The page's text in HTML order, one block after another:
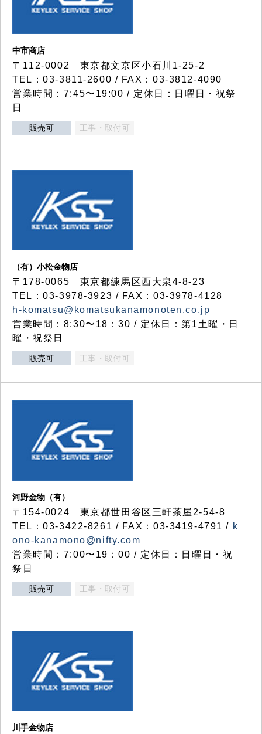
中市商店
〒112-0002 東京都文京区小石川1-25-2
TEL：03-3811-2600 / FAX：03-3812-4090
営業時間：7:45〜19:00 / 定休日：日曜日・祝祭
日
販売可 工事・取付可
（有）小松金物店
〒178-0065 東京都練馬区西大泉4-8-23
TEL：03-3978-3923 / FAX：03-3978-4128
h-komatsu@komatsukanamonoten.co.jp
営業時間：8:30〜18：30 / 定休日：第1土曜・日
曜・祝祭日
販売可 工事・取付可
河野金物（有）
〒154-0024 東京都世田谷区三軒茶屋2-54-8
TEL：03-3422-8261 / FAX：03-3419-4791 / k
ono-kanamono@nifty.com
営業時間：7:00〜19：00 / 定休日：日曜日・祝
祭日
販売可 工事・取付可
川手金物店